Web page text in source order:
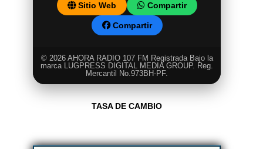
Sitio Web Compartir
Compartir
© 2026 AHORA RADIO 107 FM Registrada Bajo la
marca LUGPRESS DIGITAL MEDIA GROUP. Reg.
Mercantil No.973BH-PF.
TASA DE CAMBIO